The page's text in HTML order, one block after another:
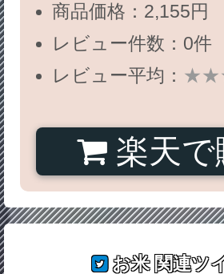
商品価格：2,155円
レビュー件数：0件
レビュー平均：
楽天で
お米関連ツ